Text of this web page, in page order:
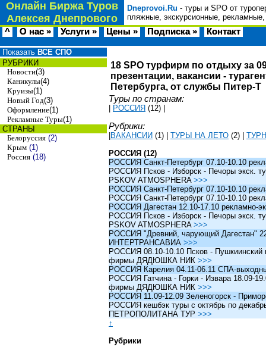
Онлайн Биржа Туров
Алексея Днепрового
Dneprovoi.Ru - туры и SPO от
пляжные, экскурсионные,
^ О нас » Услуги » Цены » Подписка » Контакт
Показать ВСЕ СПО
РУБРИКИ
Новости(3)
Каникулы(4)
Круизы(1)
Новый Год(3)
Оформление(1)
Рекламные Туры(1)
СТРАНЫ
Белоруссия (2)
Крым (1)
Россия (18)
18 SPO турфирм по отдыху за
презентации, вакансии -
Петербурга, от службы Питер-Т
Туры по странам:
РОССИЯ (12)
Рубрики:
ВАКАНСИИ (1) ТУРЫ НА ЛЕТО (2)
РОССИЯ (12)
РОССИЯ Санкт-Петербург 07.10-10.10
РОССИЯ Псков - Изборск - Печоры экск.
PSKOV ATMOSPHERA >>>
РОССИЯ Санкт-Петербург 07.10-10.10
РОССИЯ Санкт-Петербург 07.10-10.10
РОССИЯ Дагестан 12.10-17.10 рекламно-
РОССИЯ Псков - Изборск - Печоры экск.
PSKOV ATMOSPHERA >>>
РОССИЯ "Древний, чарующий Дагестан"
ИНТЕРТРАНСАВИА >>>
РОССИЯ 08.10-10.10 Псков - Пушкиинский
фирмы ДЯДЮШКА НИК >>>
РОССИЯ Карелия 04.11-06.11 СПА-
РОССИЯ Гатчина - Горки - Извара 18.09-
фирмы ДЯДЮШКА НИК >>>
РОССИЯ 11.09-12.09 Зеленогорск -
РОССИЯ кешбэк туры c октябрь по
ПЕТРОПОЛИТАНА ТУР >>>
↑
Рубрики